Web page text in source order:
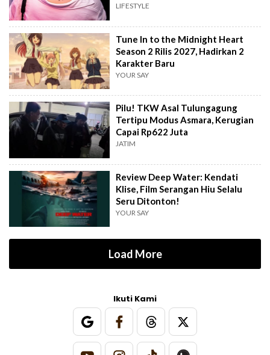
LIFESTYLE
Tune In to the Midnight Heart
Season 2 Rilis 2027, Hadirkan 2
Karakter Baru
YOUR SAY
Pilu! TKW Asal Tulungagung
Tertipu Modus Asmara, Kerugian
Capai Rp622 Juta
JATIM
Review Deep Water: Kendati
Klise, Film Serangan Hiu Selalu
Seru Ditonton!
YOUR SAY
Load More
Ikuti Kami